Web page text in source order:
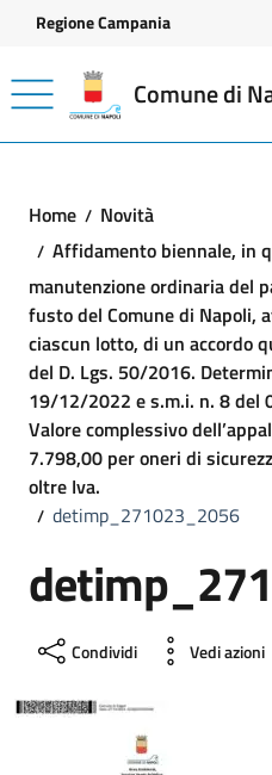
Vai ai contenuti
Vai al footer
Regione Campania
Comune di
Home
Novità
Affidamento biennale, in
manutenzione ordinaria del
fusto del Comune di Napoli,
ciascun lotto, di un accordo
del D. Lgs. 50/2016.
19/12/2022 e s.m.i. n. 8 del
Valore complessivo
7.798,00 per oneri di
oltre Iva.
detimp_271023_2056
Condividi Vedi azioni